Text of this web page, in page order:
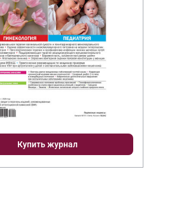
Купить журнал